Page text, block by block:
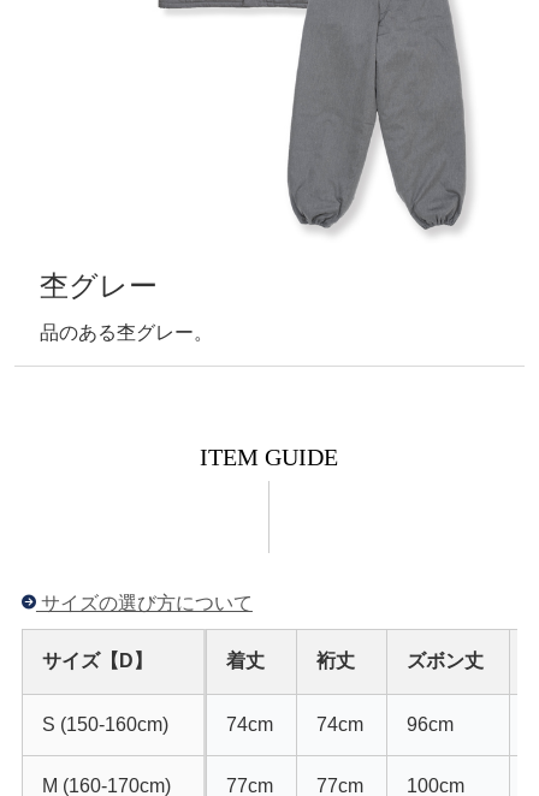
杢グレー
品のある杢グレー。
ITEM GUIDE
サイズの選び方について
サイズ【D】 着丈 裄丈 ズボン丈
S (150-160cm) 74cm 74cm 96cm
M (160-170cm) 77cm 77cm 100cm